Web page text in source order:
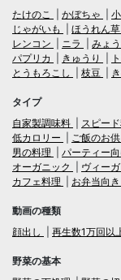
たけのこ
かぼちゃ
じゃがいも
ほうれん草
レンコン
ニラ みょ
パプリカ
きゅうり
とうもろこし
枝豆
タイプ
自家製調味料
スピー
低カロリー
ご飯のお供
男の料理
パーティー
オーガニック
ヴィー
カフェ料理
お弁当向き
動画の種類
顔出し
再生数1万回以
野菜の基本